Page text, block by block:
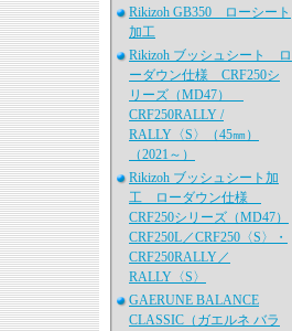
Rikizoh GB350 ローシート
加工
Rikizoh ブッシュシート ロ
ーダウン仕様 CRF250シ
リーズ（MD47）
CRF250RALLY /
RALLY〈S〉（45㎜）
（2021～）
Rikizoh ブッシュシート加
工 ローダウン仕様
CRF250シリーズ（MD47）
CRF250L／CRF250〈S〉・
CRF250RALLY／
RALLY〈S〉
GAERUNE BALANCE
CLASSIC（ガエルネ バラ